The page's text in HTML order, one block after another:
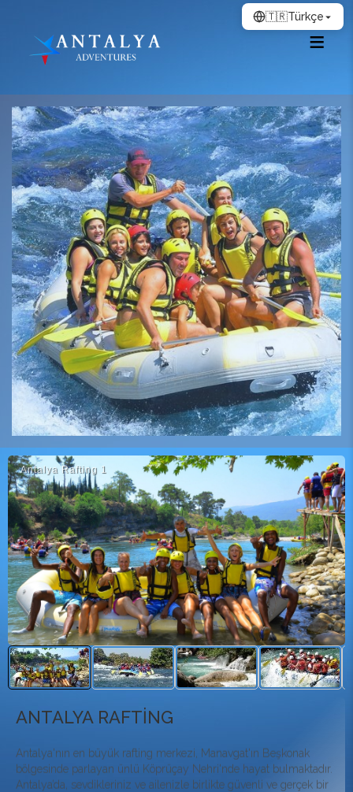
Antalya Rafting 1
ANTALYA RAFTİNG
Antalya'nın en büyük rafting merkezi, Manavgat'ın Beşkonak
bölgesinde parlayan ünlü Köprüçay Nehri'nde hayat bulmaktadır.
Antalya’da, sevdikleriniz ve ailenizle birlikte güvenli ve gerçek bir
🇹🇷Türkçe